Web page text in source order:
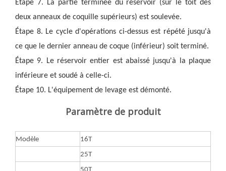
Étape 7. La partie terminée du réservoir (sur le toit des
deux anneaux de coquille supérieurs) est soulevée.
Étape 8. Le cycle d'opérations ci-dessus est répété jusqu'à
ce que le dernier anneau de coque (inférieur) soit terminé.
Étape 9. Le réservoir entier est abaissé jusqu'à la plaque
inférieure et soudé à celle-ci.
Étape 10. L'équipement de levage est démonté.
Paramètre de produit
Modèle
16T
25T